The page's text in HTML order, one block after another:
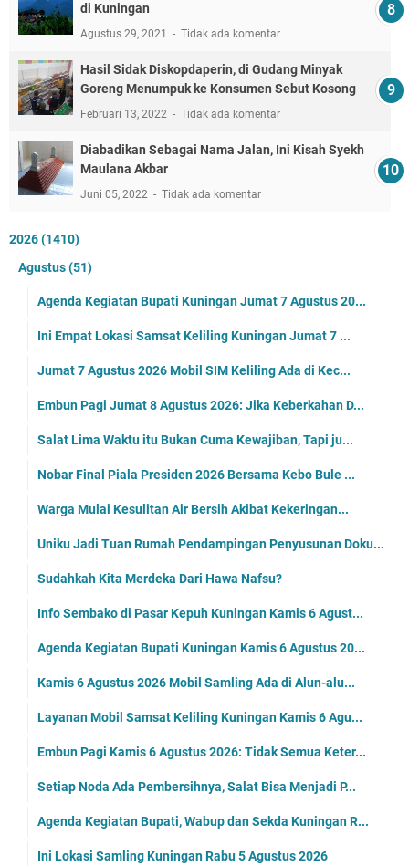
di Kuningan
Agustus 29, 2021 Tidak ada komentar
Hasil Sidak Diskopdaperin, di Gudang Minyak
Goreng Menumpuk ke Konsumen Sebut Kosong
Februari 13, 2022 Tidak ada komentar
Diabadikan Sebagai Nama Jalan, Ini Kisah Syekh
Maulana Akbar
Juni 05, 2022 Tidak ada komentar
2026(1410)
Agustus(51)
Agenda Kegiatan Bupati Kuningan Jumat 7 Agustus 20...
Ini Empat Lokasi Samsat Keliling Kuningan Jumat 7 ...
Jumat 7 Agustus 2026 Mobil SIM Keliling Ada di Kec...
Embun Pagi Jumat 8 Agustus 2026: Jika Keberkahan D...
Salat Lima Waktu itu Bukan Cuma Kewajiban, Tapi ju...
Nobar Final Piala Presiden 2026 Bersama Kebo Bule ...
Warga Mulai Kesulitan Air Bersih Akibat Kekeringan...
Uniku Jadi Tuan Rumah Pendampingan Penyusunan Doku...
Sudahkah Kita Merdeka Dari Hawa Nafsu?
Info Sembako di Pasar Kepuh Kuningan Kamis 6 Agust...
Agenda Kegiatan Bupati Kuningan Kamis 6 Agustus 20...
Kamis 6 Agustus 2026 Mobil Samling Ada di Alun-alu...
Layanan Mobil Samsat Keliling Kuningan Kamis 6 Agu...
Embun Pagi Kamis 6 Agustus 2026: Tidak Semua Keter...
Setiap Noda Ada Pembersihnya, Salat Bisa Menjadi P...
Agenda Kegiatan Bupati, Wabup dan Sekda Kuningan R...
Ini Lokasi Samling Kuningan Rabu 5 Agustus 2026